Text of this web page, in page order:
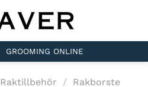
GROOMING ONLINE
Raktillbehör / Rakborste